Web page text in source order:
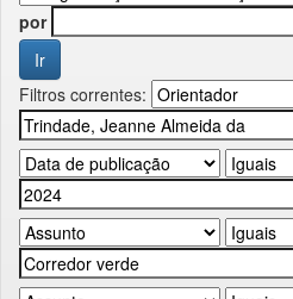
por
Filtros correntes: